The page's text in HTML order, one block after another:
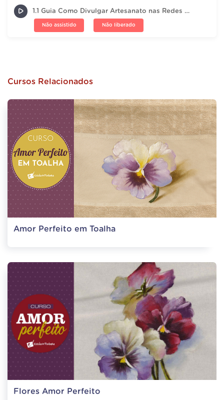
1.1 Guia Como Divulgar Artesanato nas Redes Sociais
Não assistido Não liberado
Cursos Relacionados
Amor Perfeito em Toalha
Flores Amor Perfeito